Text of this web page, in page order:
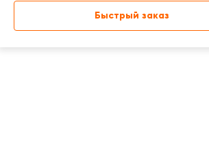
Быстрый заказ